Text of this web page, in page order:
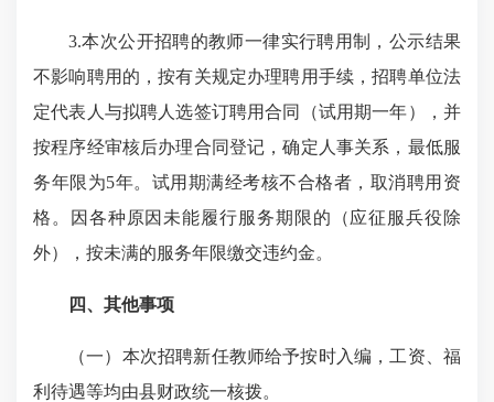
3.本次公开招聘的教师一律实行聘用制，公示结果
不影响聘用的，按有关规定办理聘用手续，招聘单位法
定代表人与拟聘人选签订聘用合同（试用期一年），并
按程序经审核后办理合同登记，确定人事关系，最低服
务年限为5年。试用期满经考核不合格者，取消聘用资
格。因各种原因未能履行服务期限的（应征服兵役除
外），按未满的服务年限缴交违约金。
四、其他事项
（一）本次招聘新任教师给予按时入编，工资、福
利待遇等均由县财政统一核拨。